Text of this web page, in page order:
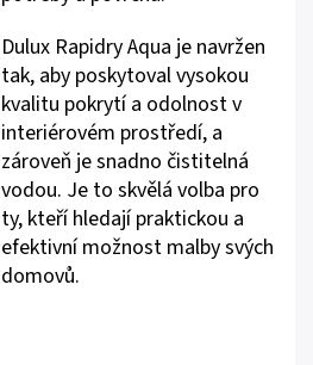
Dulux Rapidry Aqua je navržen
tak, aby poskytoval vysokou
kvalitu pokrytí a odolnost v
interiérovém prostředí, a
zároveň je snadno čistitelná
vodou. Je to skvělá volba pro
ty, kteří hledají praktickou a
efektivní možnost malby svých
domovů.